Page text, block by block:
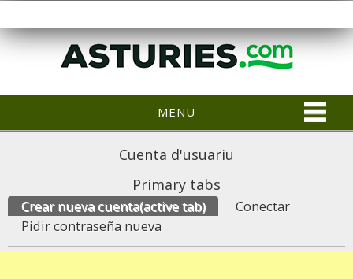
MENU
Cuenta d'usuariu
Primary tabs
Crear nueva cuenta(active tab)
Conectar
Pidir contraseña nueva